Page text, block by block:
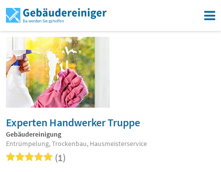
Experten Handwerker Truppe
Gebäudereinigung
Entrümpelung, Trockenbau, Hausmeisterservice
(1)